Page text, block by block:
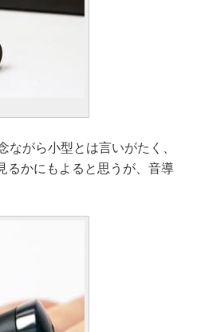
がら小型とは言いがたく、
るかにもよると思うが、音導